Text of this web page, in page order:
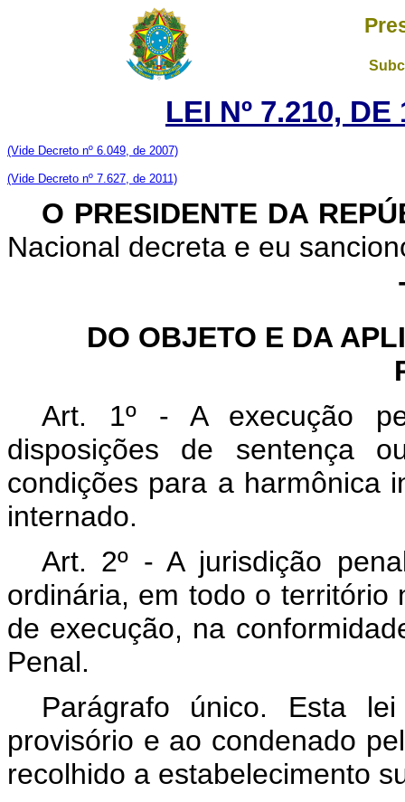
LEI Nº 7.210,
(Vide Decreto nº 6.049, de 2007)
(Vide Decreto nº 7.627, de 2011)
O PRESIDENTE DA
Nacional decreta e eu
DO OBJETO E DA
Art. 1º - A execução
disposições de sentença
condições para a harmônica
internado.
Art. 2º - A jurisdição
ordinária, em todo o território
de execução, na
Penal.
Parágrafo único. Esta
provisório e ao condenado
recolhido a estabelecimento